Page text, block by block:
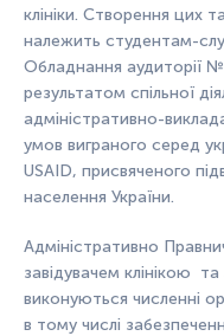
клініки. Створення цих
належить студентам-
Обладнання аудиторії
результатом спільної
адміністративно-
умов виграного серед
USAID, присвяченого
населення України.
Адміністративно
завідувачем клінікою
виконуються численні
в тому числі